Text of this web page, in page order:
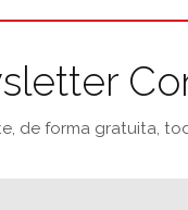
de forma gratuita,